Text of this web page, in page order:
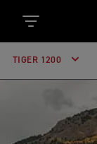
TIGER 1200